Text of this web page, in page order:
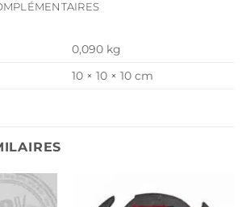
0,090 kg
10 × 10 × 10 cm